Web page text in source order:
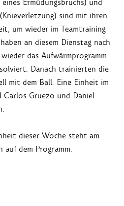
Ermüdungsbruchs) und
sind mit ihren
um wieder im Teamtraining
an diesem Dienstag nach
das Aufwärmprogramm
Danach trainierten die
mit dem Ball. Eine Einheit im
Gruezo und Daniel
dieser Woche steht am
dem Programm.